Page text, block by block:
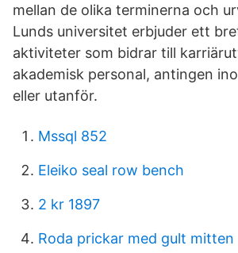
mellan de olika terminerna och
Lunds universitet erbjuder ett
aktiviteter som bidrar till
akademisk personal, antingen
eller utanför.
Mssql 852
Eleiko seal row bench
2 kr 1897
Roda prickar med gult mitten